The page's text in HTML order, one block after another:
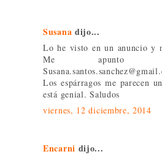
Susana dijo...
Lo he visto en un anuncio y
Me apunto
Los espárragos me parecen
está genial. Saludos
viernes, 12 diciembre, 2014
Encarni dijo...